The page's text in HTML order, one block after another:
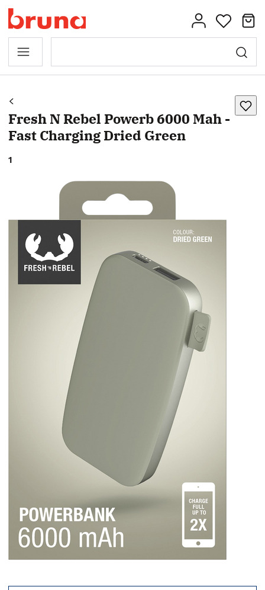
Fresh N Rebel Powerb 6000 Mah -
Fast Charging Dried Green
1